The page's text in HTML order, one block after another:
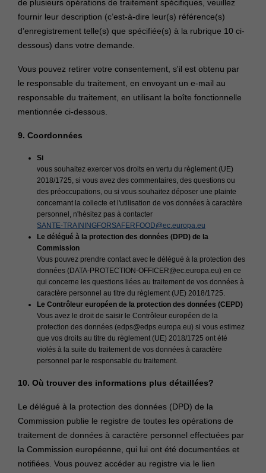
de plusieurs opérations de traitement spécifiques, veuillez
fournir leur description (c’est-à-dire leur(s) référence(s)
d’enregistrement telle(s) que spécifiée(s) à la rubrique 10 ci-
dessous) dans votre demande.
Vous pouvez retirer votre consentement, s'il est obtenu par
le responsable du traitement, en envoyant un e-mail au
responsable du traitement, en utilisant la boîte fonctionnelle
mentionnée ci-dessous.
9. Coordonnées
Si
vous souhaitez exercer vos droits en vertu du règlement (UE)
2018/1725, si vous avez des commentaires, des questions ou
des préoccupations, ou si vous souhaitez déposer une plainte
concernant la collecte et l'utilisation de vos données à caractère
personnel, n'hésitez pas à contacter
SANTE-TRAININGFORSAFERFOOD@ec.europa.eu
Le délégué à la protection des données (DPD) de la
Commission
Vous pouvez prendre contact avec le délégué à la protection des
données (DATA-PROTECTION-OFFICER@ec.europa.eu) en ce
qui concerne les questions liées au traitement de vos données à
caractère personnel au titre du règlement (UE) 2018/1725.
Le Contrôleur européen de la protection des données (CEPD)
Vous avez le droit de saisir le Contrôleur européen de la
protection des données (edps@edps.europa.eu) si vous estimez
que vos droits au titre du règlement (UE) 2018/1725 ont été
violés à la suite du traitement de vos données à caractère
personnel par le responsable du traitement.
10. Où trouver des informations plus détaillées?
Le délégué à la protection des données (DPD) de la
Commission publie le registre de toutes les opérations de
traitement de données à caractère personnel effectuées par
la Commission européenne, qui lui ont été documentées et
notifiées. Vous pouvez accéder au registre via le lien